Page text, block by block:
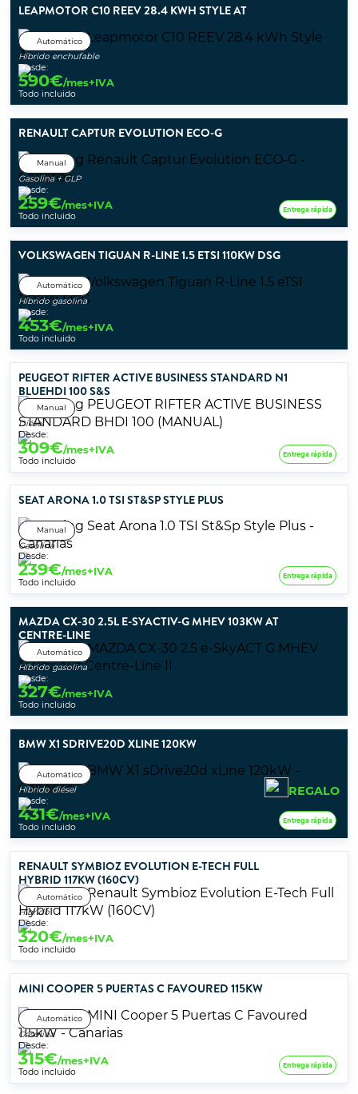
LEAPMOTOR C10 REEV 28.4 KWH STYLE AT
Automático
Híbrido enchufable
Desde:
590€/mes+IVA
Todo incluido
RENAULT CAPTUR EVOLUTION ECO-G
Manual
Gasolina + GLP
Desde:
259€/mes+IVA
Todo incluido
Entrega rápida
VOLKSWAGEN TIGUAN R-LINE 1.5 ETSI 110KW DSG
Automático
Híbrido gasolina
Desde:
453€/mes+IVA
Todo incluido
PEUGEOT RIFTER ACTIVE BUSINESS STANDARD N1
BLUEHDI 100 S&S
Manual
Diésel
Desde:
309€/mes+IVA
Todo incluido
Entrega rápida
SEAT ARONA 1.0 TSI ST&SP STYLE PLUS
Manual
Gasolina
Desde:
239€/mes+IVA
Todo incluido
Entrega rápida
MAZDA CX-30 2.5L E-SYACTIV-G MHEV 103KW AT
CENTRE-LINE
Automático
Híbrido gasolina
Desde:
327€/mes+IVA
Todo incluido
BMW X1 SDRIVE20D XLINE 120KW
Automático
Híbrido diésel REGALO
Desde:
431€/mes+IVA
Todo incluido
Entrega rápida
RENAULT SYMBIOZ EVOLUTION E-TECH FULL
HYBRID 117KW (160CV)
Automático
Híbrido
Desde:
320€/mes+IVA
Todo incluido
MINI COOPER 5 PUERTAS C FAVOURED 115KW
Automático
Gasolina
Desde:
315€/mes+IVA
Todo incluido
Entrega rápida